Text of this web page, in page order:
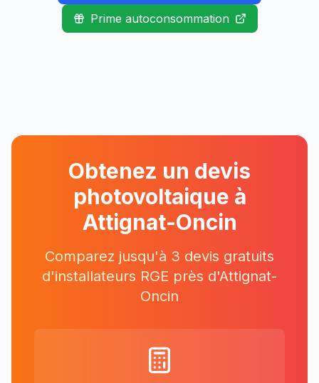
Prime autoconsommation
Obtenez un devis
photovoltaique à
Attignat-Oncin
Comparez jusqu'à 3 devis gratuits
d'installateurs RGE près d'Attignat-
Oncin